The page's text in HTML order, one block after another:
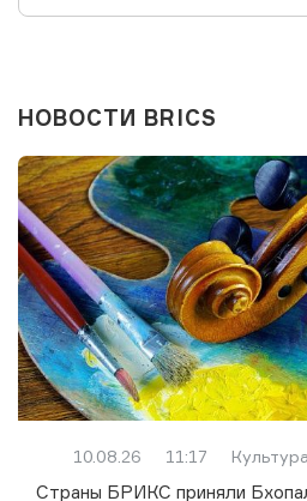
НОВОСТИ BRICS
10.08.26 11:17 Культура
Страны БРИКС приняли